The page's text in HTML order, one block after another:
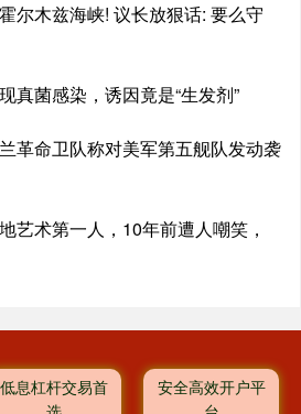
尔木兹海峡! 议长放狠话: 要么守
真菌感染，诱因竟是“生发剂”
革命卫队称对美军第五舰队发动袭
艺术第一人，10年前遭人嘲笑，
低息杠杆交易首
安全高效开户平